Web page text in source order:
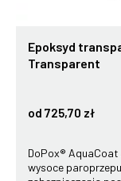
Epoksyd
Transparent
od 725,70 zł
DoPox® AquaCoat
wysoce